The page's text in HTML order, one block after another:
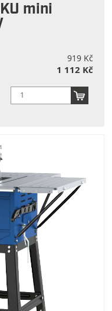
mini
919 Kč
1 112 Kč